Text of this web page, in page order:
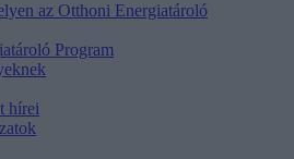
az Otthoni Energiatároló
Program
hírei